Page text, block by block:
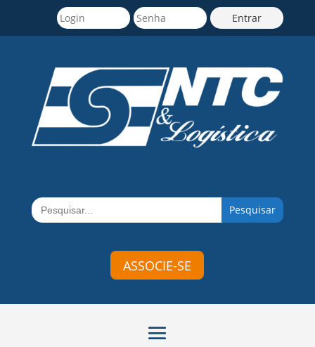
Search
for:
ASSOCIE-SE